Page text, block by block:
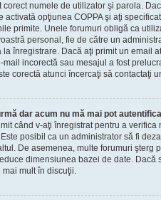
numele de utilizator şi parola.
opţiunea COPPA şi aţi
primite. Unele forumuri obligă ca
personal, fie de către un
înregistrare. Dacă aţi primit un email
incorectă sau mesajul a fost
corectă atunci încercaţi să contactaţi
dar acum nu mă mai pot
când v-aţi înregistrat pentru a
posibil ca un administrator să fi
De asemenea, multe forumuri şterg
dimensiunea bazei de date. Dacă
mult în discuţii.